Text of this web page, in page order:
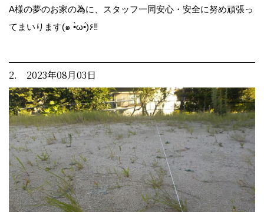
A様の夢のお家の為に、スタッフ一同安心・安全に努め頑張っ
てまいります(๑ •̀ω•́)۶‼
2. 2023年08月03日